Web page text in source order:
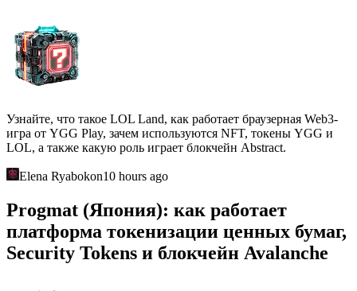
Узнайте, что такое LOL Land, как работает браузерная Web3-
игра от YGG Play, зачем используются NFT, токены YGG и
LOL, а также какую роль играет блокчейн Abstract.
Elena Ryabokon10 hours ago
Progmat (Япония): как работает
платформа токенизации ценных бумаг,
Security Tokens и блокчейн Avalanche